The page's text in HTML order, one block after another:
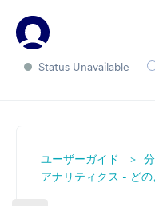
Status Unavailable
ユーザーガイド
アナリティクス - どの